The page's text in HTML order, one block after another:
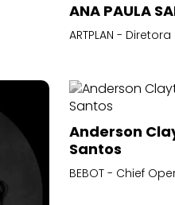
ANA PAULA
ARTPLAN -
Anderson
Santos
BEBOT - Chief